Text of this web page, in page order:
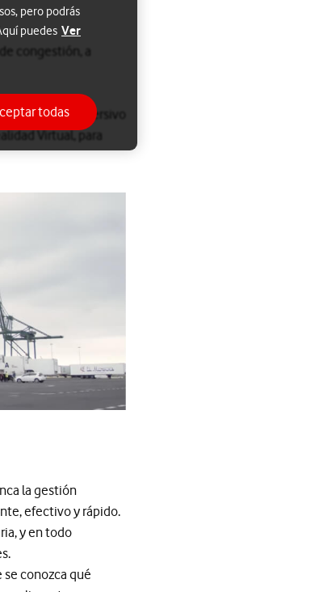
congestión, a
entorno inmersivo
Virtual, para
la gestión
efectivo y rápido.
y en todo
conozca qué
pero podrás
puedes Ver
todas